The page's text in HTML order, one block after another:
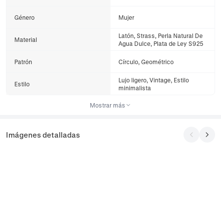
Género Mujer
Material
Latón, Strass, Perla Natural De
Agua Dulce, Plata de Ley S925
Patrón Círculo, Geométrico
Estilo
Lujo ligero, Vintage, Estilo
minimalista
Mostrar más
Imágenes detalladas